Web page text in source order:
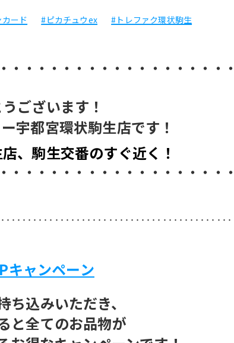
ード #ピカチュウex #トレファク環状駒生
・・・・・・・・・・・・・・・・・
ございます！
宇都宮環状駒生店です！
、駒生交番のすぐ近く！
・・・・・・・・・・・・・・・・・
キャンペーン
込みいただき、
と全てのお品物が